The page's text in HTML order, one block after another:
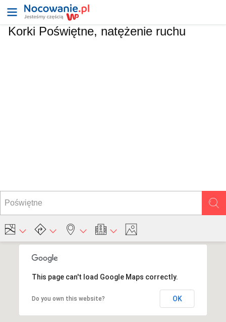
Korki Poświętne, natężenie ruchu
This page can't load Google Maps correctly.
Do you own this website? OK